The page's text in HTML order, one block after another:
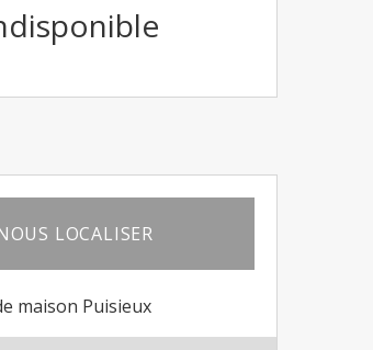
LOCALISER
maison Puisieux